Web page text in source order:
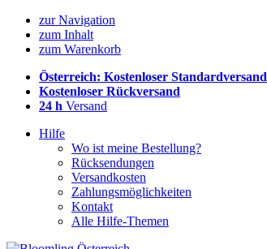
zur Navigation
zum Inhalt
zum Warenkorb
Österreich: Kostenloser Standardversand
Kostenloser Rückversand
24 h Versand
Hilfe
Wo ist meine Bestellung?
Rücksendungen
Versandkosten
Zahlungsmöglichkeiten
Kontakt
Alle Hilfe-Themen